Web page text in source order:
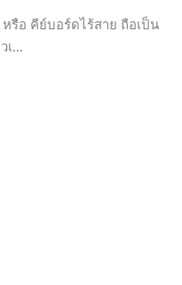
รือ คีย์บอร์ดไร้สาย ถือเป็น
...